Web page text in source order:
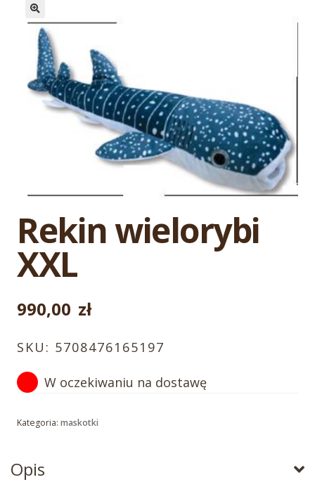
Rekin wielorybi
XXL
990,00 zł
SKU: 5708476165197
W oczekiwaniu na dostawę
Kategoria: maskotki
Opis